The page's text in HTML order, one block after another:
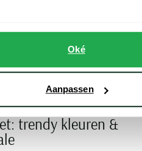
Oké
Aanpassen
Page
10
trendy kleuren &